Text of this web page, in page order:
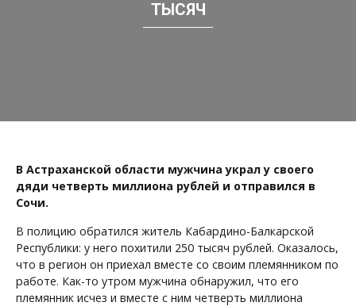
ТЫСЯЧ
В Астраханской области мужчина украл у своего
дяди четверть миллиона рублей и отправился в
Сочи.
В полицию обратился житель Кабардино-Балкарской
Республики: у него похитили 250 тысяч рублей. Оказалось,
что в регион он приехал вместе со своим племянником по
работе. Как-то утром мужчина обнаружил, что его
племянник исчез и вместе с ним четверть миллиона